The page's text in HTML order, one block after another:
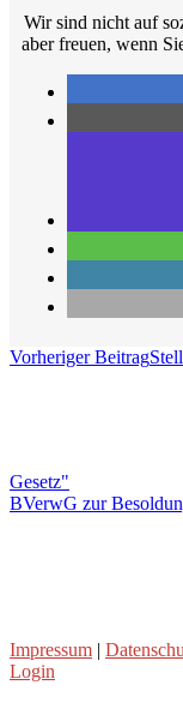
Wir sind nicht auf
aber freuen, wenn
Vorheriger Beitrag
Gesetz"
BVerwG zur
Impressum |
Login